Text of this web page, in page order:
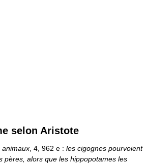
selon Aristote
animaux, 4, 962 e : les cigognes pourvoient
pères, alors que les hippopotames les